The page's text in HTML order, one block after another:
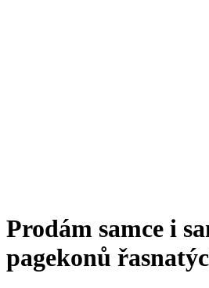
Prodám samce i
pagekonů